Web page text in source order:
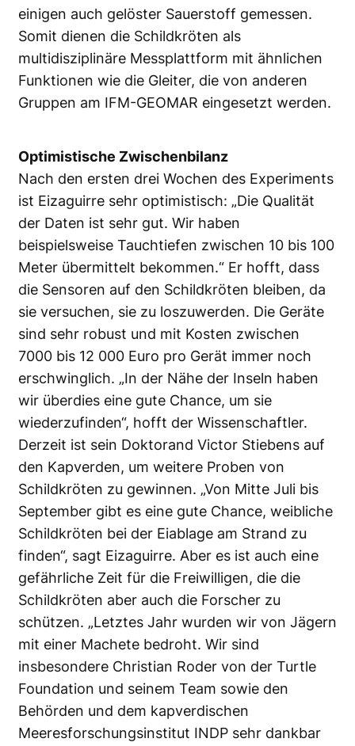
einigen auch gelöster Sauerstoff gemessen.
Somit dienen die Schildkröten als
multidisziplinäre Messplattform mit ähnlichen
Funktionen wie die Gleiter, die von anderen
Gruppen am IFM-GEOMAR eingesetzt werden.
Optimistische Zwischenbilanz
Nach den ersten drei Wochen des Experiments
ist Eizaguirre sehr optimistisch: „Die Qualität
der Daten ist sehr gut. Wir haben
beispielsweise Tauchtiefen zwischen 10 bis 100
Meter übermittelt bekommen.“ Er hofft, dass
die Sensoren auf den Schildkröten bleiben, da
sie versuchen, sie zu loszuwerden. Die Geräte
sind sehr robust und mit Kosten zwischen
7000 bis 12 000 Euro pro Gerät immer noch
erschwinglich. „In der Nähe der Inseln haben
wir überdies eine gute Chance, um sie
wiederzufinden“, hofft der Wissenschaftler.
Derzeit ist sein Doktorand Victor Stiebens auf
den Kapverden, um weitere Proben von
Schildkröten zu gewinnen. „Von Mitte Juli bis
September gibt es eine gute Chance, weibliche
Schildkröten bei der Eiablage am Strand zu
finden“, sagt Eizaguirre. Aber es ist auch eine
gefährliche Zeit für die Freiwilligen, die die
Schildkröten aber auch die Forscher zu
schützen. „Letztes Jahr wurden wir von Jägern
mit einer Machete bedroht. Wir sind
insbesondere Christian Roder von der Turtle
Foundation und seinem Team sowie den
Behörden und dem kapverdischen
Meeresforschungsinstitut INDP sehr dankbar